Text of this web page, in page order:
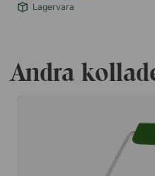
Lagervara
Andra